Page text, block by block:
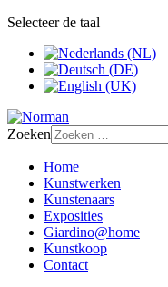
Selecteer de taal
Zoeken
Home
Kunstwerken
Kunstenaars
Exposities
Giardino@home
Kunstkoop
Contact